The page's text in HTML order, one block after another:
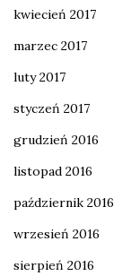
kwiecień 2017
marzec 2017
luty 2017
styczeń 2017
grudzień 2016
listopad 2016
październik 2016
wrzesień 2016
sierpień 2016